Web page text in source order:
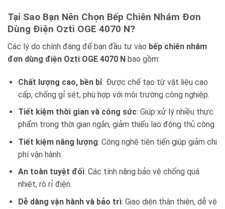
Tại Sao Bạn Nên Chọn Bếp Chiên Nhám Đơn
Dùng Điện Ozti OGE 4070 N?
Các lý do chính đáng để bạn đầu tư vào bếp chiên nhám
đơn dùng điện Ozti OGE 4070 N bao gồm:
Chất lượng cao, bền bỉ: Được chế tạo từ vật liệu cao
cấp, chống gỉ sét, phù hợp với môi trường công nghiệp.
Tiết kiệm thời gian và công sức: Giúp xử lý nhiều thực
phẩm trong thời gian ngắn, giảm thiểu lao động thủ công.
Tiết kiệm năng lượng: Công nghệ tiên tiến giúp giảm chi
phí vận hành.
An toàn tuyệt đối: Các tính năng bảo vệ chống quá
nhiệt, rò rỉ điện.
Dễ dàng vận hành và bảo trì: Giao diện thân thiện, dễ vệ